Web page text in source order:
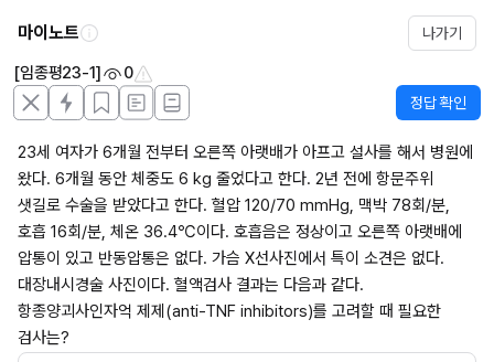
마이노트 나가기
[임종평23-1] 0
정답 확인
23세 여자가 6개월 전부터 오른쪽 아랫배가 아프고 설사를 해서 병원에
왔다. 6개월 동안 체중도 6 kg 줄었다고 한다. 2년 전에 항문주위
샛길로 수술을 받았다고 한다. 혈압 120/70 mmHg, 맥박 78회/분,
호흡 16회/분, 체온 36.4℃이다. 호흡음은 정상이고 오른쪽 아랫배에
압통이 있고 반동압통은 없다. 가슴 X선사진에서 특이 소견은 없다.
대장내시경술 사진이다. 혈액검사 결과는 다음과 같다.
항종양괴사인자억 제제(anti-TNF inhibitors)를 고려할 때 필요한
검사는?